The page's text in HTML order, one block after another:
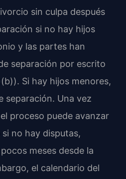
sin culpa después
si no hay hijos
y las partes han
separación por escrito
Si hay hijos menores,
separación. Una vez
proceso puede avanzar
no hay disputas,
meses desde la
el calendario del